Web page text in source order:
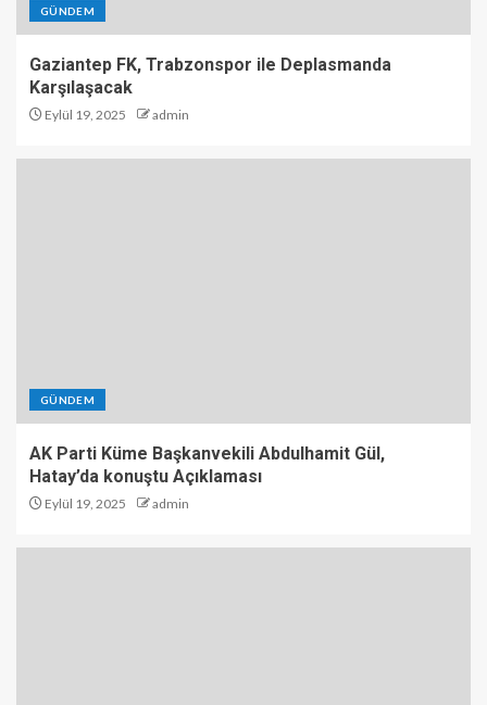
GÜNDEM
Gaziantep FK, Trabzonspor ile Deplasmanda
Karşılaşacak
Eylül 19, 2025 admin
GÜNDEM
AK Parti Küme Başkanvekili Abdulhamit Gül,
Hatay’da konuştu Açıklaması
Eylül 19, 2025 admin